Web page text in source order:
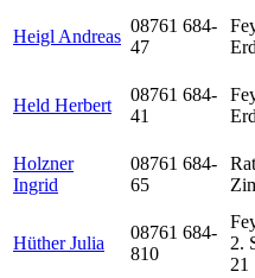
Heigl Andreas
08761 684-
47
Held Herbert
08761 684-
41
Holzner
Ingrid
08761 684-
65
Hüther Julia
08761 684-
810
2.
21